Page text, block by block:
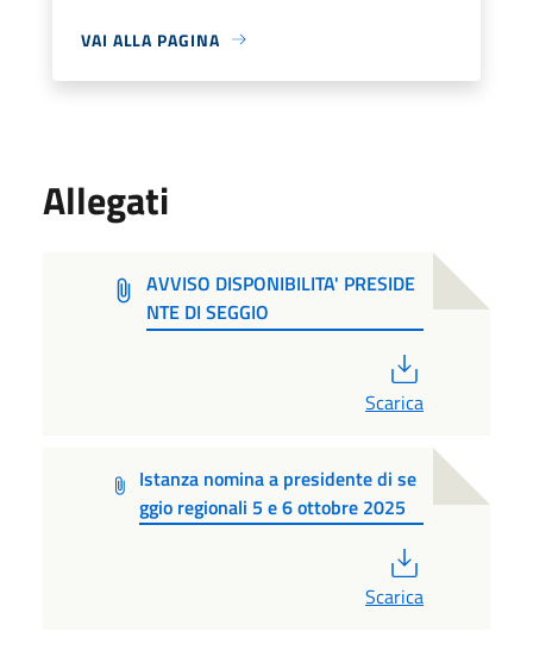
VAI ALLA PAGINA
Allegati
AVVISO DISPONIBILITA' PRESIDE
NTE DI SEGGIO
Scarica
Istanza nomina a presidente di se
ggio regionali 5 e 6 ottobre 2025
Scarica